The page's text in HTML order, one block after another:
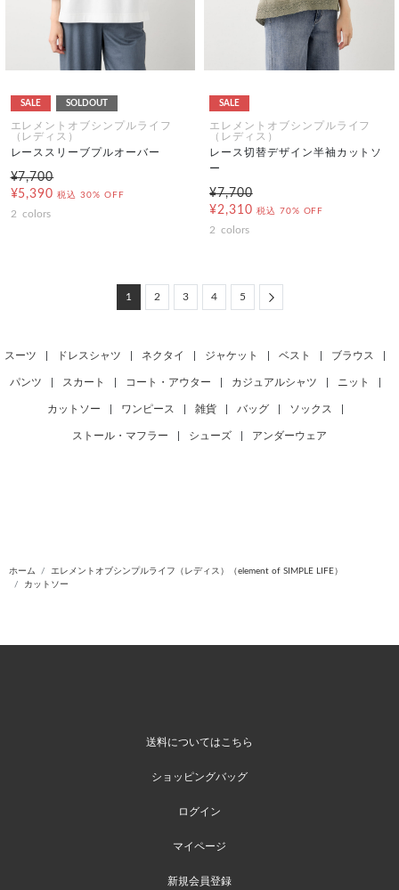
SALE SOLDOUT
エレメントオブシンプルライフ
（レディス）
レーススリーブプルオーバー
¥7,700
¥5,390 税込 30% OFF
2 colors
SALE
エレメントオブシンプルライフ
（レディス）
レース切替デザイン半袖カットソ
ー
¥7,700
¥2,310 税込 70% OFF
2 colors
1 2 3 4 5 Next
スーツ ドレスシャツ ネクタイ ジャケット ベスト ブラウス
パンツ スカート コート・アウター カジュアルシャツ ニット
カットソー ワンピース 雑貨 バッグ ソックス
ストール・マフラー シューズ アンダーウェア
ホーム
エレメントオブシンプルライフ（レディス）（element of SIMPLE LIFE）
カットソー
送料についてはこちら
ショッピングバッグ
ログイン
マイページ
新規会員登録